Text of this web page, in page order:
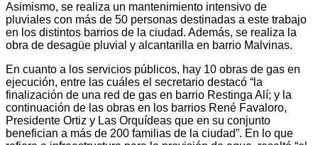
Asimismo, se realiza un mantenimiento intensivo de
pluviales con más de 50 personas destinadas a este trabajo
en los distintos barrios de la ciudad. Además, se realiza la
obra de desagüe pluvial y alcantarilla en barrio Malvinas.
En cuanto a los servicios públicos, hay 10 obras de gas en
ejecución, entre las cuáles el secretario destacó “la
finalización de una red de gas en barrio Restinga Alí; y la
continuación de las obras en los barrios René Favaloro,
Presidente Ortiz y Las Orquídeas que en su conjunto
benefician a más de 200 familias de la ciudad”. En lo que